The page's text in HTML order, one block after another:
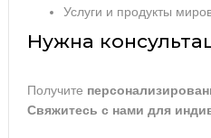
Услуги и продукты
Нужна
Получите
Свяжитесь с нами для